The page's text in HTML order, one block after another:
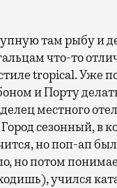
там рыбу и
что-то
tropical. Уже
и Порту
местного
сезонный, в
но поп-ап
но потом
учился